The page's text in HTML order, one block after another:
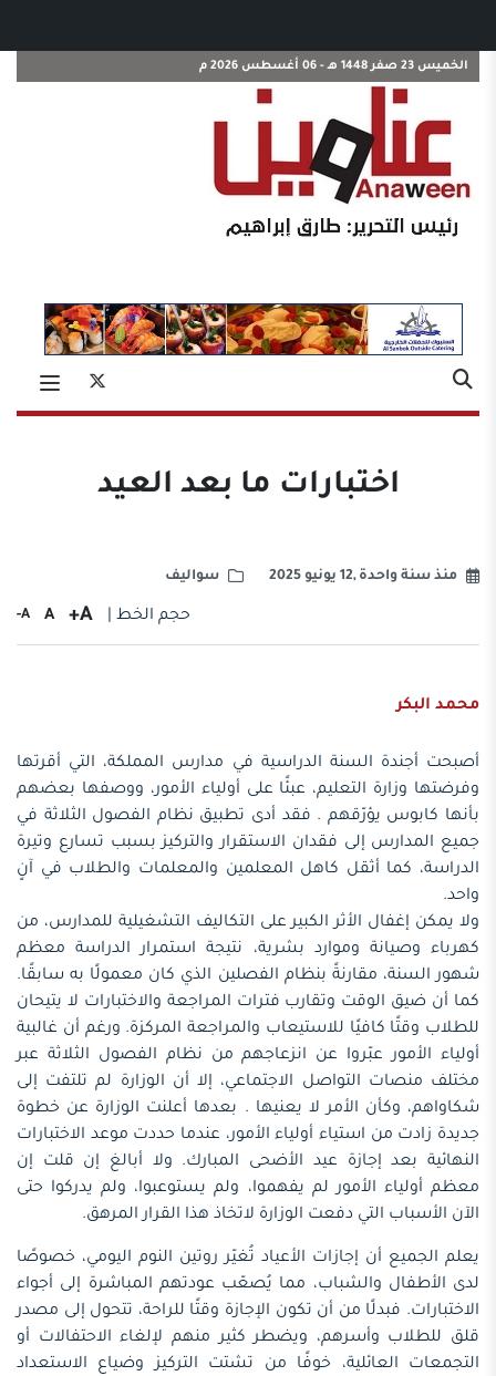
الخميس 23 صفر 1448 هـ - 06 أغسطس 2026 م
اختبارات ما بعد العيد
منذ سنة واحدة ,12 يونيو 2025 سواليف
حجم الخط | A+
A
A-
محمد البكر
أصبحت أجندة السنة الدراسية في مدارس المملكة، التي أقرتها
وفرضتها وزارة التعليم، عبئًا على أولياء الأمور، ووصفها بعضهم
بأنها كابوس يؤرّقهم . فقد أدى تطبيق نظام الفصول الثلاثة في
جميع المدارس إلى فقدان الاستقرار والتركيز بسبب تسارع وتيرة
الدراسة، كما أثقل كاهل المعلمين والمعلمات والطلاب في آنٍ
واحد.
ولا يمكن إغفال الأثر الكبير على التكاليف التشغيلية للمدارس، من
كهرباء وصيانة وموارد بشرية، نتيجة استمرار الدراسة معظم
شهور السنة، مقارنةً بنظام الفصلين الذي كان معمولًا به سابقًا.
كما أن ضيق الوقت وتقارب فترات المراجعة والاختبارات لا يتيحان
للطلاب وقتًا كافيًا للاستيعاب والمراجعة المركزة. ورغم أن غالبية
أولياء الأمور عبّروا عن انزعاجهم من نظام الفصول الثلاثة عبر
مختلف منصات التواصل الاجتماعي، إلا أن الوزارة لم تلتفت إلى
شكاواهم، وكأن الأمر لا يعنيها . بعدها أعلنت الوزارة عن خطوة
جديدة زادت من استياء أولياء الأمور، عندما حددت موعد الاختبارات
النهائية بعد إجازة عيد الأضحى المبارك. ولا أبالغ إن قلت إن
معظم أولياء الأمور لم يفهموا، ولم يستوعبوا، ولم يدركوا حتى
الآن الأسباب التي دفعت الوزارة لاتخاذ هذا القرار المرهق.
يعلم الجميع أن إجازات الأعياد تُغيّر روتين النوم اليومي، خصوصًا
لدى الأطفال والشباب، مما يُصعّب عودتهم المباشرة إلى أجواء
الاختبارات. فبدلًا من أن تكون الإجازة وقتًا للراحة، تتحول إلى مصدر
قلق للطلاب وأسرهم، ويضطر كثير منهم لإلغاء الاحتفالات أو
التجمعات العائلية، خوفًا من تشتت التركيز وضياع الاستعداد